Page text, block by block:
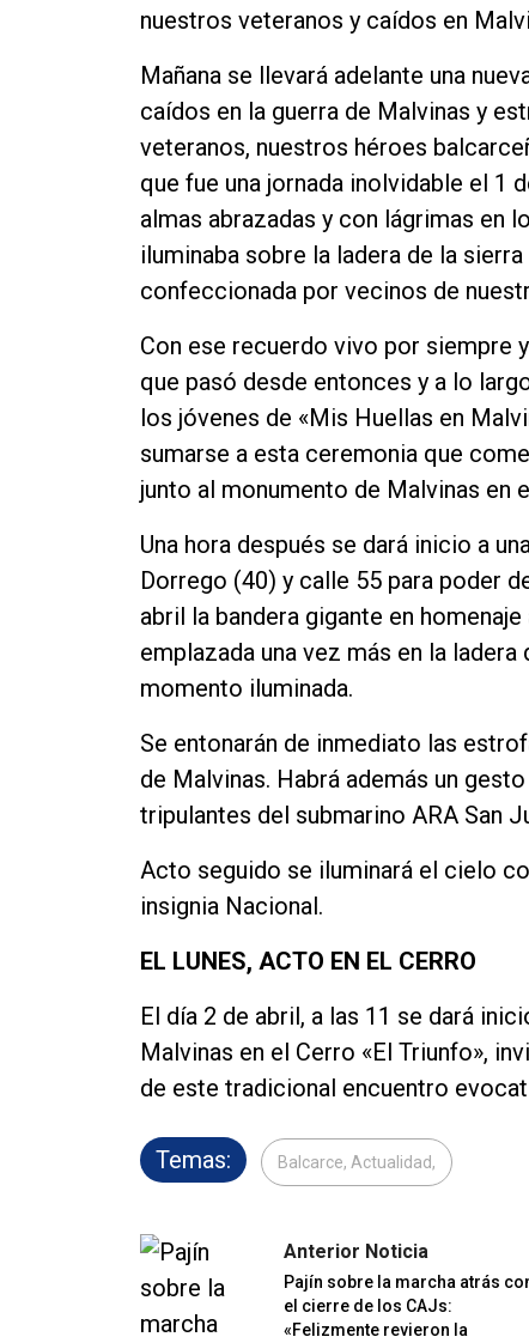
Nosotros
Contacto
nuestros veteranos y caídos en
Mañana se llevará adelante una
caídos en la guerra de Malvinas y
veteranos, nuestros héroes
que fue una jornada inolvidable el 1
almas abrazadas y con lágrimas en
iluminaba sobre la ladera de la
confeccionada por vecinos de
Con ese recuerdo vivo por siempre
que pasó desde entonces y a lo
los jóvenes de «Mis Huellas en
sumarse a esta ceremonia que
junto al monumento de Malvinas en
Una hora después se dará inicio a
Dorrego (40) y calle 55 para poder
abril la bandera gigante en
emplazada una vez más en la
momento iluminada.
Se entonarán de inmediato las
de Malvinas. Habrá además un
tripulantes del submarino ARA San
Acto seguido se iluminará el cielo
insignia Nacional.
EL LUNES, ACTO EN EL CERRO
El día 2 de abril, a las 11 se dará
Malvinas en el Cerro «El Triunfo»,
de este tradicional encuentro
Temas: Balcarce, Actualidad,
Anterior Noticia
Pajín sobre la marcha atrás
el cierre de los CAJs:
«Felizmente revieron la